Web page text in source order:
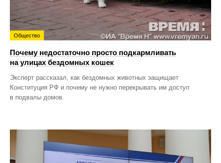
Общество
Почему недостаточно просто подкармливать
на улицах бездомных кошек
Эксперт рассказал, как бездомных животных защищает
Конституция РФ и почему не нужно перекрывать им доступ
в подвалы домов.